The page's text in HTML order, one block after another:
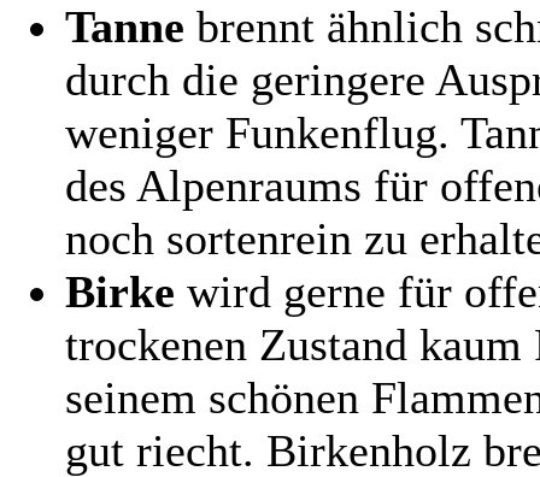
Tanne brennt ähnlich
durch die geringere
weniger Funkenflug.
des Alpenraums für
noch sortenrein zu
Birke wird gerne für
trockenen Zustand
seinem schönen
gut riecht. Birkenholz